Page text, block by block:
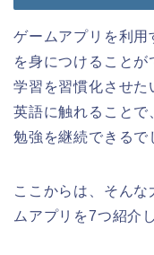
ゲームアプリを利用
を身につけること
学習を習慣化させた
英語に触れることで
勉強を継続できるで
ここからは、そん
ムアプリを7つ紹介